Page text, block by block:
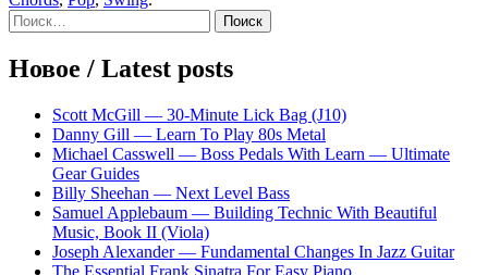
Sidebar
Найти:
Новое / Latest posts
Scott McGill — 30-Minute Lick Bag (J10)
Danny Gill — Learn To Play 80s Metal
Michael Casswell — Boss Pedals With Learn — Ultimate
Gear Guides
Billy Sheehan — Next Level Bass
Samuel Applebaum — Building Technic With Beautiful
Music, Book II (Viola)
Joseph Alexander — Fundamental Changes In Jazz Guitar
The Essential Frank Sinatra For Easy Piano